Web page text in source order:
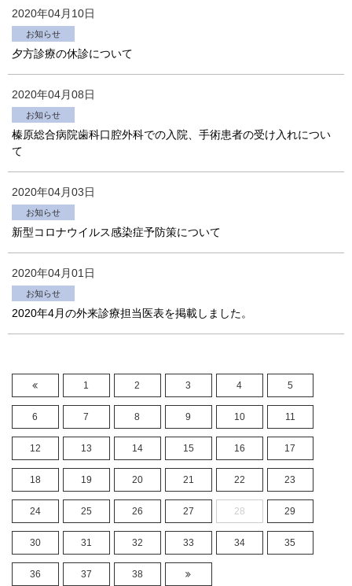
2020年04月10日
お知らせ
夕方診療の休診について
2020年04月08日
お知らせ
榛原総合病院歯科口腔外科での入院、手術患者の受け入れについ
て
2020年04月03日
お知らせ
新型コロナウイルス感染症予防策について
2020年04月01日
お知らせ
2020年4月の外来診療担当医表を掲載しました。
1 2 3 4 5
6 7 8 9 10 11
12 13 14 15 16 17
18 19 20 21 22 23
24 25 26 27 28 29
30 31 32 33 34 35
36 37 38